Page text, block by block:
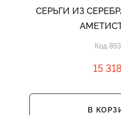
СЕРЬГИ ИЗ
Код
15
В